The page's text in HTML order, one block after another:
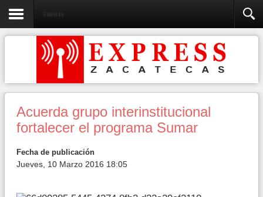
Gobierno
Acuerda grupo interinstitucional
fortalecer el programa Sumar
Fecha de publicación
Jueves, 10 Marzo 2016 18:05